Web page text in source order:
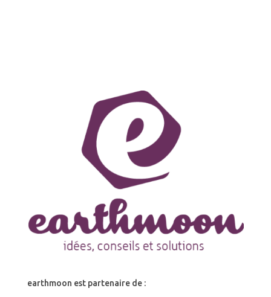
earthmoon est partenaire de :